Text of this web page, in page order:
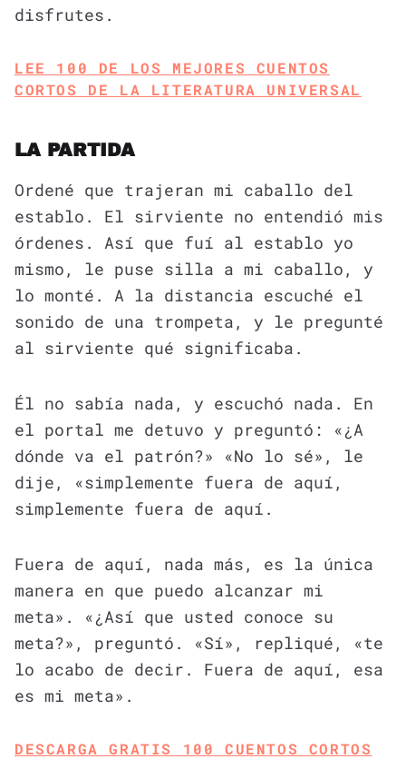
disfrutes.
LEE 100 DE LOS MEJORES CUENTOS
CORTOS DE LA LITERATURA UNIVERSAL
LA PARTIDA
Ordené que trajeran mi caballo del
establo. El sirviente no entendió mis
órdenes. Así que fuí al establo yo
mismo, le puse silla a mi caballo, y
lo monté. A la distancia escuché el
sonido de una trompeta, y le pregunté
al sirviente qué significaba.
Él no sabía nada, y escuchó nada. En
el portal me detuvo y preguntó: «¿A
dónde va el patrón?» «No lo sé», le
dije, «simplemente fuera de aquí,
simplemente fuera de aquí.
Fuera de aquí, nada más, es la única
manera en que puedo alcanzar mi
meta». «¿Así que usted conoce su
meta?», preguntó. «Sí», repliqué, «te
lo acabo de decir. Fuera de aquí, esa
es mi meta».
DESCARGA GRATIS 100 CUENTOS CORTOS